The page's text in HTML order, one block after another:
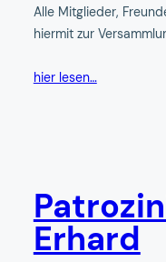
Alle Mitglieder,
hiermit zur
hier lesen…
Erhard